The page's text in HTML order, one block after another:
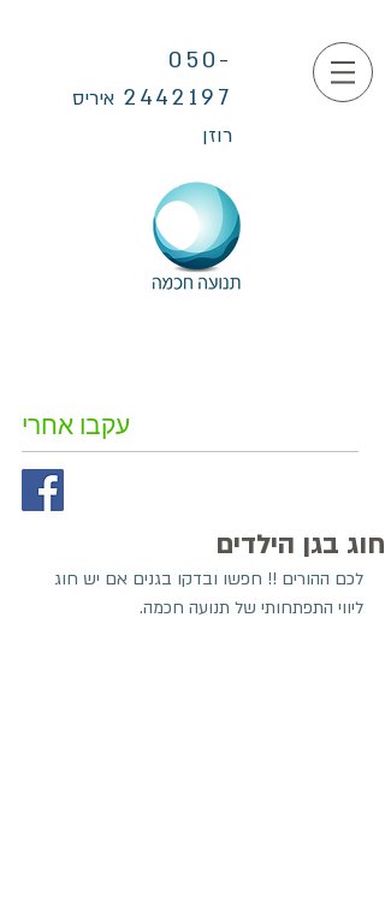
050-
2442197 איריס
רוזן
עקבו אחרי
חוג בגן הילדים
לכם ההורים !! חפשו ובדקו בגנים אם יש חוג
ליווי התפתחותי של תנועה חכמה.